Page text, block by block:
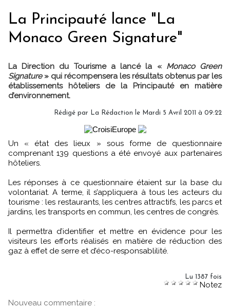
La Principauté lance "La
Monaco Green Signature"
La Direction du Tourisme a lancé la « Monaco Green
Signature» qui récompensera les résultats obtenus par les
établissements hôteliers de la Principauté en matière
d’environnement.
Rédigé par La Rédaction le Mardi 5 Avril 2011 à 09:22
Un « état des lieux » sous forme de questionnaire
comprenant 139 questions a été envoyé aux partenaires
hôteliers.
Les réponses à ce questionnaire étaient sur la base du
volontariat. A terme, il s’appliquera à tous les acteurs du
tourisme : les restaurants, les centres attractifs, les parcs et
jardins, les transports en commun, les centres de congrès.
Il permettra d’identifier et mettre en évidence pour les
visiteurs les efforts réalisés en matière de réduction des
gaz à effet de serre et d’éco-responsablilité.
Lu 1387 fois
Notez
Nouveau commentaire :